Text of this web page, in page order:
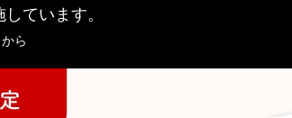
ています。
ら